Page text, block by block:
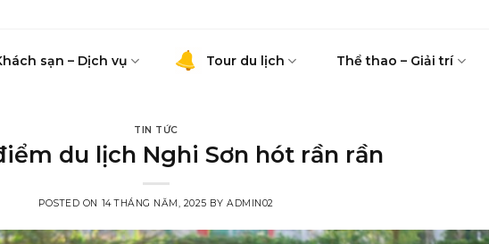
sạn – Dịch vụ Tour du lịch Thể thao – Giải trí
TIN TỨC
du lịch Nghi Sơn hót rần rần
POSTED ON 14 THÁNG NĂM, 2025 BYADMIN02